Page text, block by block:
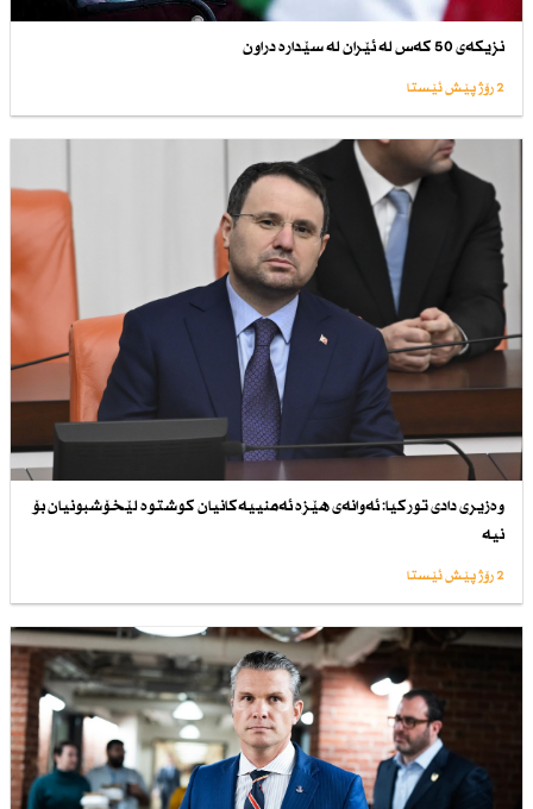
نزیكەی 50 كەس لە ئێران لە سێدارە دراون
2 رۆژ پێش ئێستا
وەزیری دادی توركیا: ئەوانەی هێزە ئەمنییەكانیان كوشتوە لێخۆشبونیان بۆ
نیە
2 رۆژ پێش ئێستا